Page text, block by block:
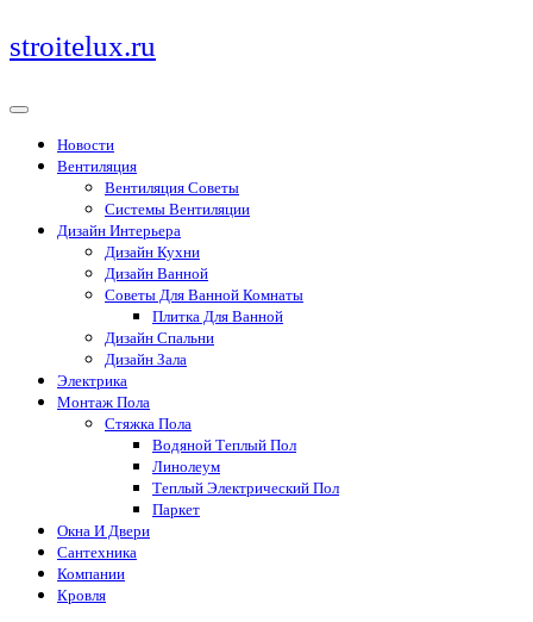
Перейти
к
stroitelux.ru
Новости
Вентиляция
Вентиляция Советы
Системы Вентиляции
Дизайн Интерьера
Дизайн Кухни
Дизайн Ванной
Советы Для Ванной Комнаты
Плитка Для Ванной
Дизайн Спальни
Дизайн Зала
Электрика
Монтаж Пола
Стяжка Пола
Водяной Теплый Пол
Линолеум
Теплый Электрический Пол
Паркет
Окна И Двери
Сантехника
Компании
Кровля